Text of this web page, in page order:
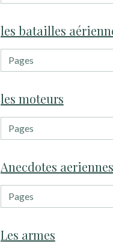
les batailles
les moteurs
Anecdotes aeriennes
Les armes